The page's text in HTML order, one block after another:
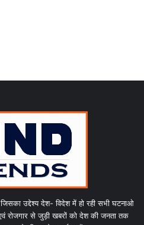
उद्देश्य देश- विदेश में हो रही सभी घटनाओ
रोजगार से जुड़ी खबरों को देश की जनता तक